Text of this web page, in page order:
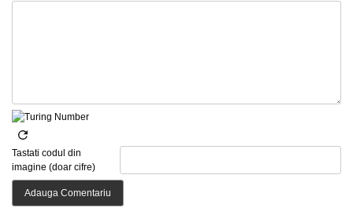
Tastati codul din
imagine (doar cifre)